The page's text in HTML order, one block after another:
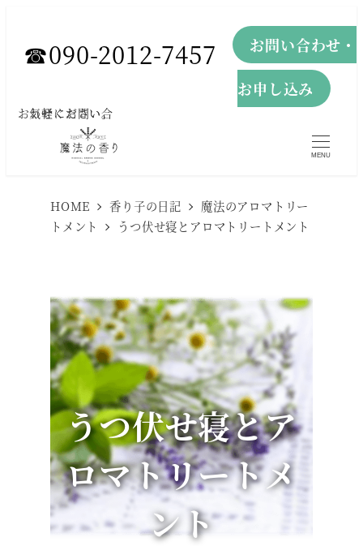
ン
☎︎090-2012-7457 お問い合わせ・
お申し込み
お気軽にお問い合わせください。
MENU
HOME 香り子の日記
魔法のアロマトリー
トメント
うつ伏せ寝とアロマトリートメント
うつ伏せ寝とア
ロマトリートメ
ント